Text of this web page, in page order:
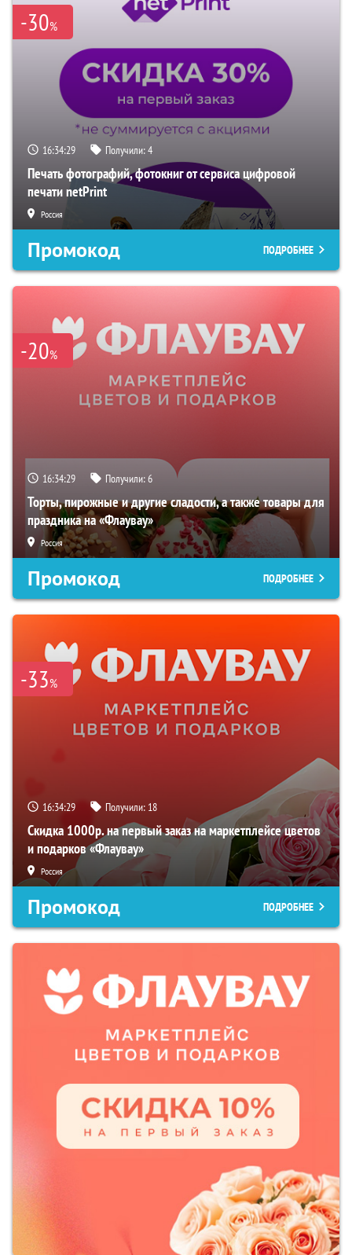
-30%
16:34:28 Получили:4
Печать фотографий, фотокниг от сервиса цифровой
печати netPrint
Россия
Промокод ПОДРОБНЕЕ
-20%
16:34:28 Получили:6
Торты, пирожные и другие сладости, а также товары для
праздника на «Флаувау»
Россия
Промокод ПОДРОБНЕЕ
-33%
16:34:28 Получили: 18
Скидка 1000р. на первый заказ на маркетплейсе цветов
и подарков «Флаувау»
Россия
Промокод ПОДРОБНЕЕ